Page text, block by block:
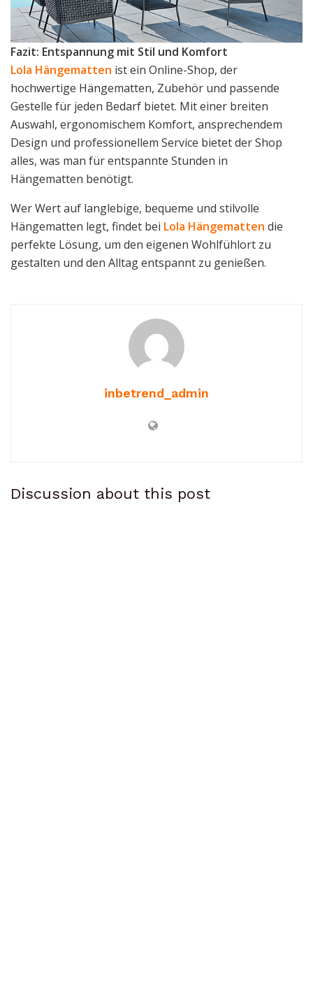
Fazit: Entspannung mit Stil und Komfort
Lola Hängematten ist ein Online-Shop, der
hochwertige Hängematten, Zubehör und passende
Gestelle für jeden Bedarf bietet. Mit einer breiten
Auswahl, ergonomischem Komfort, ansprechendem
Design und professionellem Service bietet der Shop
alles, was man für entspannte Stunden in
Hängematten benötigt.
Wer Wert auf langlebige, bequeme und stilvolle
Hängematten legt, findet bei Lola Hängematten die
perfekte Lösung, um den eigenen Wohlfühlort zu
gestalten und den Alltag entspannt zu genießen.
inbetrend_admin
Discussion about this post